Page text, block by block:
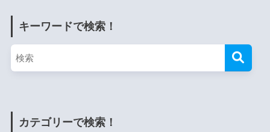
キーワードで検索！
カテゴリーで検索！